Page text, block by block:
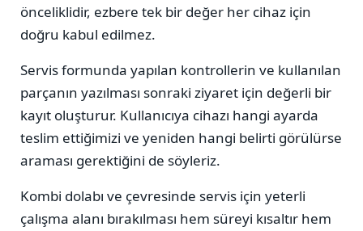
önceliklidir, ezbere tek bir değer her cihaz için
doğru kabul edilmez.
Servis formunda yapılan kontrollerin ve kullanılan
parçanın yazılması sonraki ziyaret için değerli bir
kayıt oluşturur. Kullanıcıya cihazı hangi ayarda
teslim ettiğimizi ve yeniden hangi belirti görülürse
araması gerektiğini de söyleriz.
Kombi dolabı ve çevresinde servis için yeterli
çalışma alanı bırakılması hem süreyi kısaltır hem